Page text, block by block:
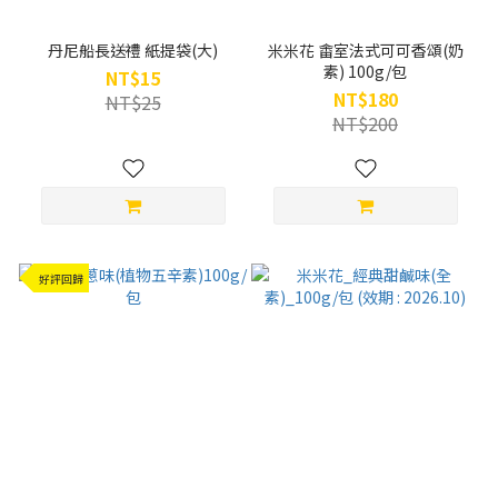
丹尼船長送禮 紙提袋(大)
NT$15
NT$25
米米花 畬室法式可可香頌(奶
素) 100g/包
NT$180
NT$200
好評回歸